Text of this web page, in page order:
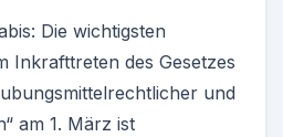
Die wichtigsten
Inkrafttreten des Gesetzes
und
am 1. März ist